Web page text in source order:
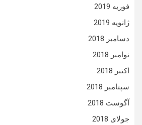
فوریه 2019
ژانویه 2019
دسامبر 2018
نوامبر 2018
اکتبر 2018
سپتامبر 2018
آگوست 2018
جولای 2018